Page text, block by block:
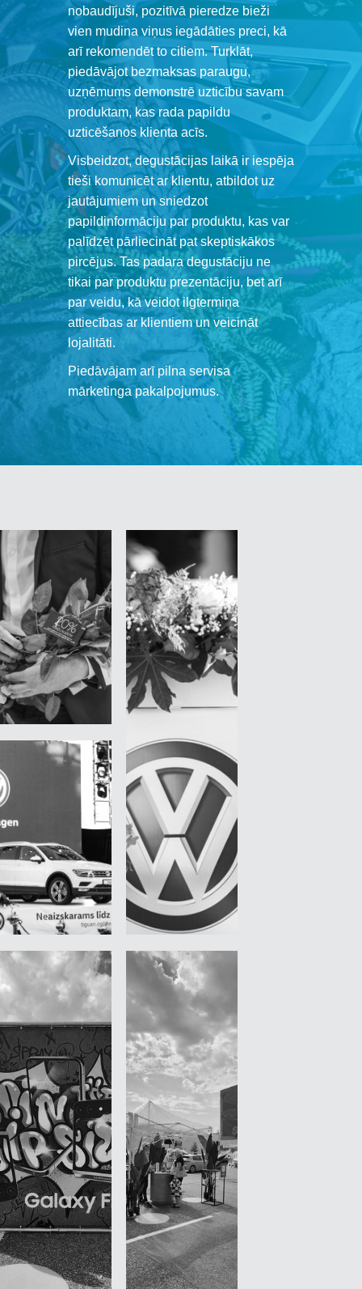
nobaudījuši, pozitīvā pieredze bieži
vien mudina viņus iegādāties preci, kā
arī rekomendēt to citiem. Turklāt,
piedāvājot bezmaksas paraugu,
uzņēmums demonstrē uzticību savam
produktam, kas rada papildu
uzticēšanos klienta acīs.
Visbeidzot, degustācijas laikā ir iespēja
tieši komunicēt ar klientu, atbildot uz
jautājumiem un sniedzot
papildinformāciju par produktu, kas var
palīdzēt pārliecināt pat skeptiskākos
pircējus. Tas padara degustāciju ne
tikai par produktu prezentāciju, bet arī
par veidu, kā veidot ilgtermiņa
attiecības ar klientiem un veicināt
lojalitāti.
Piedāvājam arī pilna servisa
mārketinga pakalpojumus.